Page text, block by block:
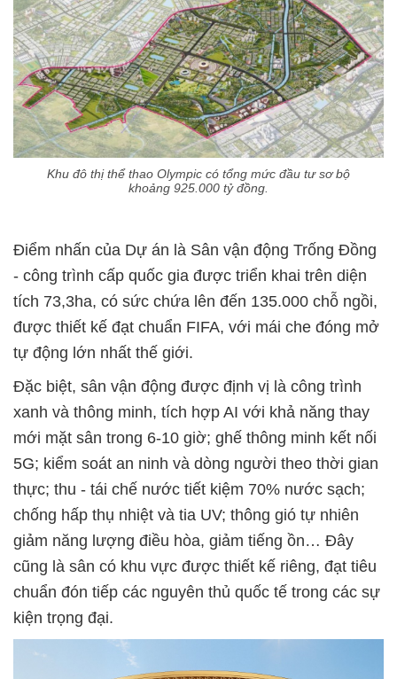
Khu đô thị thể thao Olympic có tổng mức đầu tư sơ bộ
khoảng 925.000 tỷ đồng.
Điểm nhấn của Dự án là Sân vận động Trống Đồng
- công trình cấp quốc gia được triển khai trên diện
tích 73,3ha, có sức chứa lên đến 135.000 chỗ ngồi,
được thiết kế đạt chuẩn FIFA, với mái che đóng mở
tự động lớn nhất thế giới.
Đặc biệt, sân vận động được định vị là công trình
xanh và thông minh, tích hợp AI với khả năng thay
mới mặt sân trong 6-10 giờ; ghế thông minh kết nối
5G; kiểm soát an ninh và dòng người theo thời gian
thực; thu - tái chế nước tiết kiệm 70% nước sạch;
chống hấp thụ nhiệt và tia UV; thông gió tự nhiên
giảm năng lượng điều hòa, giảm tiếng ồn… Đây
cũng là sân có khu vực được thiết kế riêng, đạt tiêu
chuẩn đón tiếp các nguyên thủ quốc tế trong các sự
kiện trọng đại.